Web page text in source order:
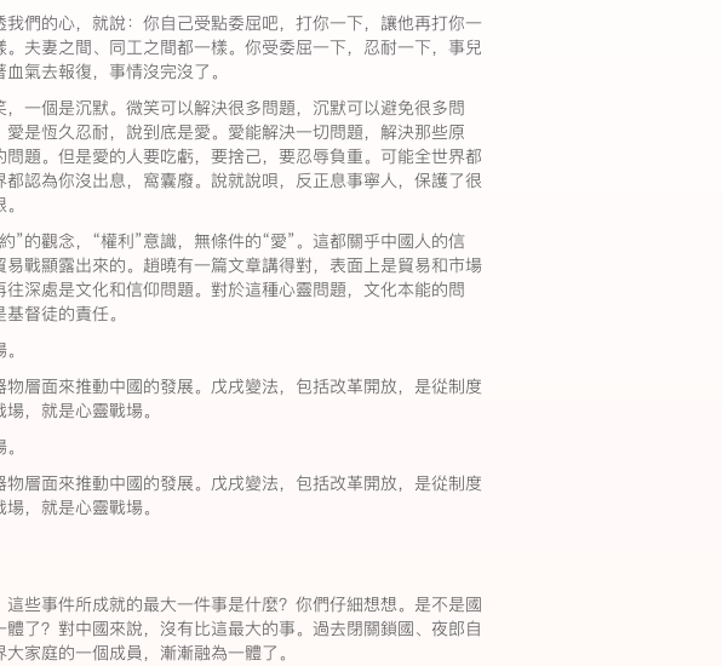
們的心，就說：你自己受點委屈吧，打你一下，讓他再打你一
夫妻之間、同工之間都一樣。你受委屈一下，忍耐一下，事兒
氣去報復，事情沒完沒了。
一個是沉默。微笑可以解決很多問題，沉默可以避免很多問
是恆久忍耐，說到底是愛。愛能解決一切問題，解決那些原
題。但是愛的人要吃虧，要捨己，要忍辱負重。可能全世界都
認為你沒出息，窩囊廢。說就說唄，反正息事寧人，保護了很
”的觀念，“權利”意識，無條件的“愛”。這都關乎中國人的信
戰顯露出來的。趙曉有一篇文章講得對，表面上是貿易和市場
深處是文化和信仰問題。對於這種心靈問題，文化本能的問
督徒的責任。
層面來推動中國的發展。戊戌變法，包括改革開放，是從制度
，就是心靈戰場。
層面來推動中國的發展。戊戌變法，包括改革開放，是從制度
，就是心靈戰場。
些事件所成就的最大一件事是什麼？你們仔細想想。是不是國
了？對中國來說，沒有比這最大的事。過去閉關鎖國、夜郎自
家庭的一個成員，漸漸融為一體了。